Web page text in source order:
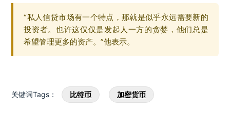
“私人信贷市场有一个特点，那就是似乎永远需要新的
投资者。也许这仅仅是发起人一方的贪婪，他们总是
希望管理更多的资产。”他表示。
关键词Tags： 比特币 加密货币